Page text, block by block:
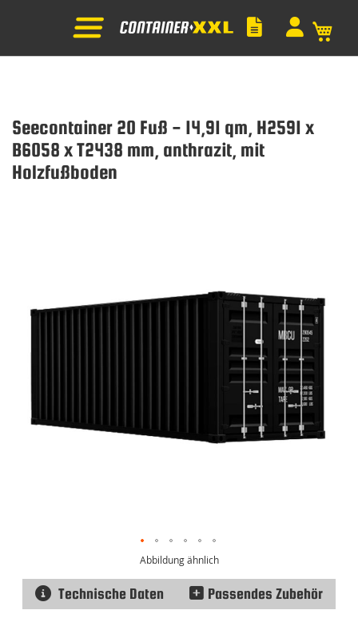
Seecontainer 20 Fuß - 14,91 qm, H2591 x
B6058 x T2438 mm, anthrazit, mit
Holzfußboden
Abbildung ähnlich
Technische Daten Passendes Zubehör